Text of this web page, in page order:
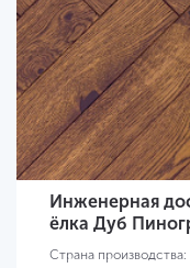
Инженерная
ёлка Дуб
Страна производства: